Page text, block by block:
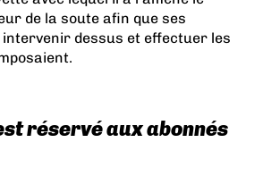
de la soute afin que ses
dessus et effectuer les
réservé aux abonnés